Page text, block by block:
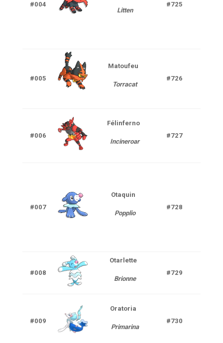
#004
Litten
#725
#005
Matoufeu
Torracat
#726
#006
Félinferno
Incineroar
#727
#007
Otaquin
Popplio
#728
#008
Otarlette
Brionne
#729
#009
Oratoria
Primarina
#730